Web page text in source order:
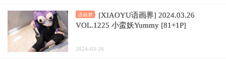
语画界
[XIAOYU语画界] 2024.03.26
VOL.1225 小蛮妖Yummy [81+1P]
2024-03-26